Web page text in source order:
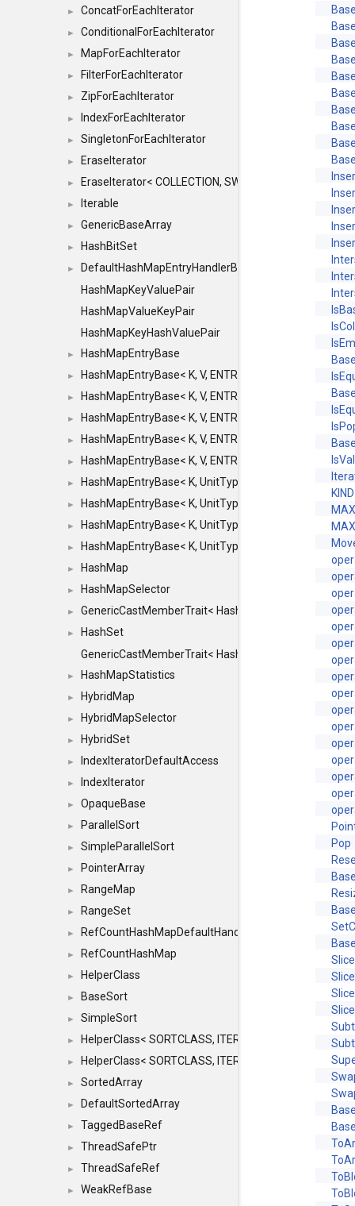
► ConcatForEachIterator
► ConditionalForEachIterator
► MapForEachIterator
► FilterForEachIterator
► ZipForEachIterator
► IndexForEachIterator
► SingletonForEachIterator
► EraseIterator
► EraseIterator< COLLECTION, SWAP_ERASE, false >
► Iterable
► GenericBaseArray
► HashBitSet
►
DefaultHashMapEntryHandlerBase
HashMapKeyValuePair
HashMapValueKeyPair
HashMapKeyHashValuePair
► HashMapEntryBase
► HashMapEntryBase< K, V, ENTRY_HANDLER,
► HashMapEntryBase< K, V, ENTRY_HANDLER,
► HashMapEntryBase< K, V, ENTRY_HANDLER,
► HashMapEntryBase< K, V, ENTRY_HANDLER,
► HashMapEntryBase< K, V, ENTRY_HANDLER,
► HashMapEntryBase< K, UnitType, ENTRY_HANDLER,
► HashMapEntryBase< K, UnitType, ENTRY_HANDLER,
► HashMapEntryBase< K, UnitType, ENTRY_HANDLER,
► HashMapEntryBase< K, UnitType, ENTRY_HANDLER,
► HashMap
► HashMapSelector
► GenericCastMemberTrait< HashMap< K_TO, V_TO >,
►
HashSet
GenericCastMemberTrait< HashSet< TO >, HashSet<
► HashMapStatistics
► HybridMap
► HybridMapSelector
► HybridSet
► IndexIteratorDefaultAccess
► IndexIterator
► OpaqueBase
► ParallelSort
► SimpleParallelSort
► PointerArray
► RangeMap
► RangeSet
► RefCountHashMapDefaultHandler
► RefCountHashMap
► HelperClass
► BaseSort
► SimpleSort
► HelperClass< SORTCLASS, ITERATOR, CONTENT,
► HelperClass< SORTCLASS, ITERATOR, CONTENT,
► SortedArray
► DefaultSortedArray
► TaggedBaseRef
► ThreadSafePtr
► ThreadSafeRef
►
WeakRefBase
KIND
Pop
Slice
Slice
Slice
Slice